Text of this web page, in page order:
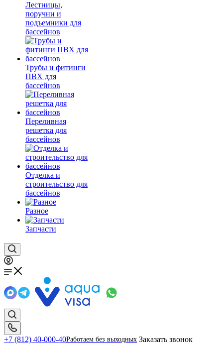
Лестницы,
поручни и
подъемники для
бассейнов
Трубы и фитинги
ПВХ для
бассейнов
Переливная
решетка для
бассейнов
Отделка и
строительство для
бассейнов
Разное
Запчасти
+7 (812) 40-000-40Работаем без выходных Заказать звонок